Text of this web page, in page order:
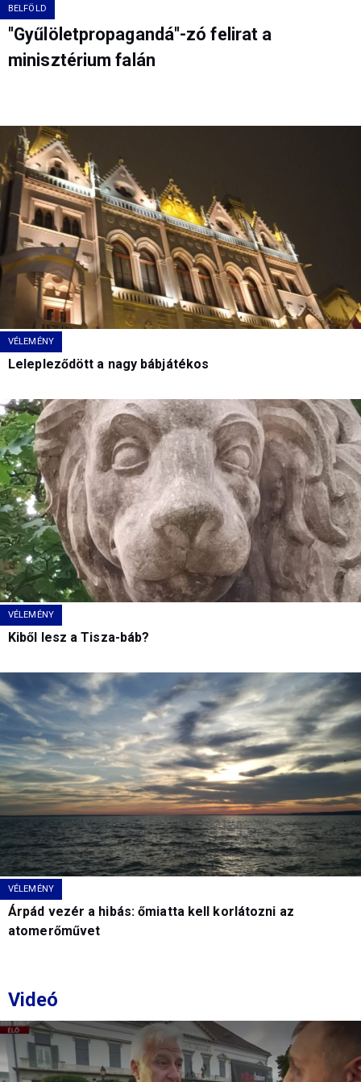
BELFÖLD
"Gyűlöletpropagandá"-zó felirat a
minisztérium falán
VÉLEMÉNY
Lelepleződött a nagy bábjátékos
VÉLEMÉNY
Kiből lesz a Tisza-báb?
VÉLEMÉNY
Árpád vezér a hibás: őmiatta kell korlátozni az
atomerőművet
Videó